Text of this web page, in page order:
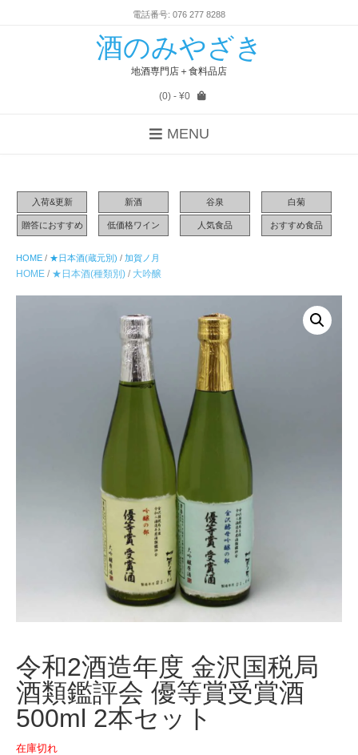
電話番号: 076 277 8288
酒のみやざき
地酒専門店＋食料品店
(0)- ¥0
MENU
入荷&更新 新酒 谷泉 白菊
贈答におすすめ 低価格ワイン 人気食品 おすすめ食品
HOME / ★日本酒(蔵元別) / 加賀ノ月
HOME / ★日本酒(種類別) / 大吟醸
令和2酒造年度 金沢国税局
酒類鑑評会 優等賞受賞酒
500ml 2本セット
在庫切れ